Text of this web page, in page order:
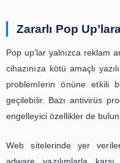
Rakip
Herhangi bir konuda
sayıda site ile
sayısının fazla olması
de site sahipleri için